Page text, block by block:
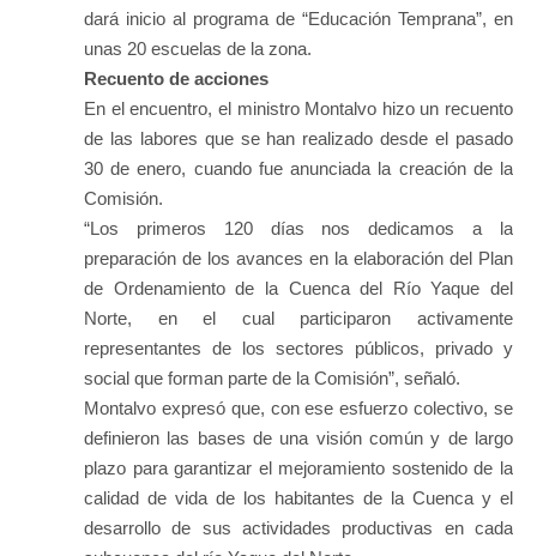
dará inicio al programa de “Educación Temprana”, en
unas 20 escuelas de la zona.
Recuento de acciones
En el encuentro, el ministro Montalvo hizo un recuento
de las labores que se han realizado desde el pasado
30 de enero, cuando fue anunciada la creación de la
Comisión.
“Los primeros 120 días nos dedicamos a la
preparación de los avances en la elaboración del Plan
de Ordenamiento de la Cuenca del Río Yaque del
Norte, en el cual participaron activamente
representantes de los sectores públicos, privado y
social que forman parte de la Comisión”, señaló.
Montalvo expresó que, con ese esfuerzo colectivo, se
definieron las bases de una visión común y de largo
plazo para garantizar el mejoramiento sostenido de la
calidad de vida de los habitantes de la Cuenca y el
desarrollo de sus actividades productivas en cada